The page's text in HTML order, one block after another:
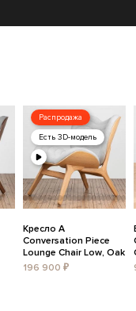
Распродажа
Есть 3D-модель
Кресло A
Conversation Piece
Lounge Chair Low, Oak
196 900 ₽